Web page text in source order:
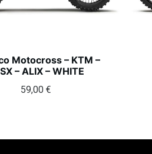
Motocross – KTM –
– ALIX – WHITE
59,00 €